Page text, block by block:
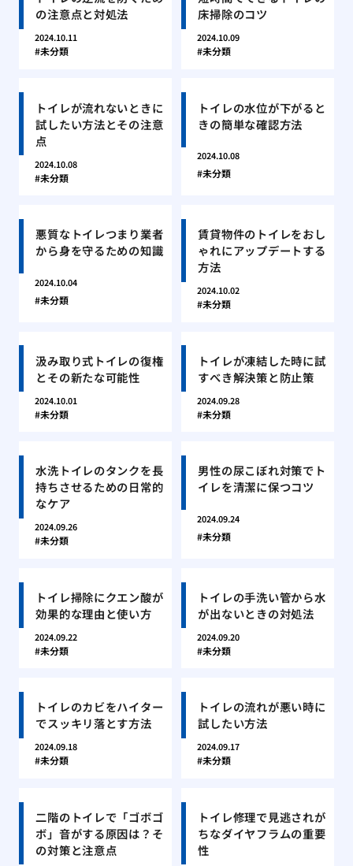
の注意点と対処法
2024.10.11
未分類
床掃除のコツ
2024.10.09
未分類
トイレが流れないときに
試したい方法とその注意
点
2024.10.08
未分類
トイレの水位が下がると
きの簡単な確認方法
2024.10.08
未分類
悪質なトイレつまり業者
から身を守るための知識
2024.10.04
未分類
賃貸物件のトイレをおし
ゃれにアップデートする
方法
2024.10.02
未分類
汲み取り式トイレの復権
とその新たな可能性
2024.10.01
未分類
トイレが凍結した時に試
すべき解決策と防止策
2024.09.28
未分類
水洗トイレのタンクを長
持ちさせるための日常的
なケア
2024.09.26
未分類
男性の尿こぼれ対策でト
イレを清潔に保つコツ
2024.09.24
未分類
トイレ掃除にクエン酸が
効果的な理由と使い方
2024.09.22
未分類
トイレの手洗い管から水
が出ないときの対処法
2024.09.20
未分類
トイレのカビをハイター
でスッキリ落とす方法
2024.09.18
未分類
トイレの流れが悪い時に
試したい方法
2024.09.17
未分類
二階のトイレで「ゴボゴ
ボ」音がする原因は？そ
の対策と注意点
トイレ修理で見逃されが
ちなダイヤフラムの重要
性